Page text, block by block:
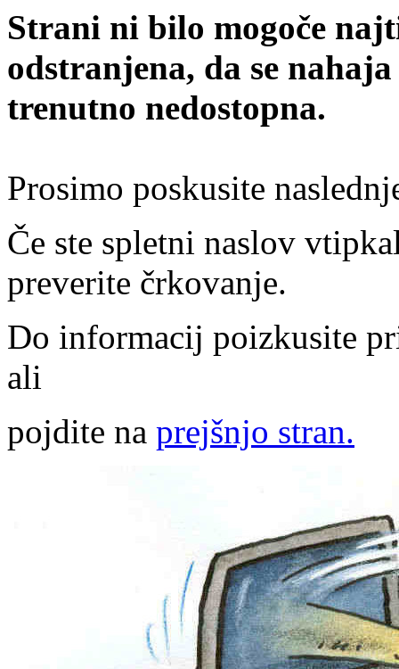
Strani ni bilo mogoče
odstranjena, da se
trenutno nedostopna.
Prosimo poskusite
Če ste spletni naslov
preverite črkovanje.
Do informacij poizkusite
ali
pojdite na prejšnjo stran.